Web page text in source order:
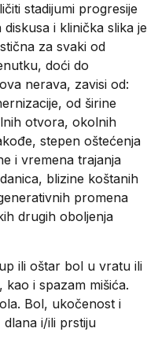
stadijumi progresije
i klinička slika je
za svaki od
doći do
nerava, zavisi od:
od širine
otvora, okolnih
stepen oštećenja
i vremena trajanja
blizine koštanih
promena
drugih oboljenja
ili oštar bol u vratu ili
i spazam mišića.
Bol, ukočenost i
i/ili prstiju